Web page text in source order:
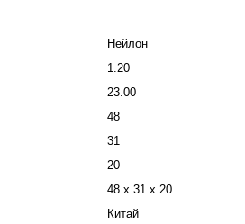
Нейлон
1.20
23.00
48
31
20
48 х 31 х 20
Китай